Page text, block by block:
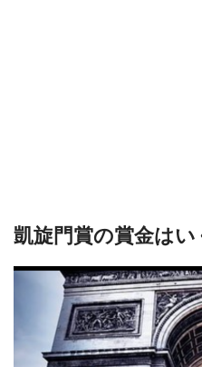
凱旋門賞の賞金はい